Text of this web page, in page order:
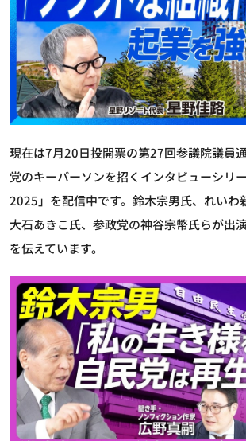
現在は7月20日投開票の第27回参議院議員
党のキーパーソンを招くインタビューシリ
2025」を配信中です。鈴木宗男氏、れいわ
大石あきこ氏、参政党の神谷宗幣氏らが出
を伝えています。